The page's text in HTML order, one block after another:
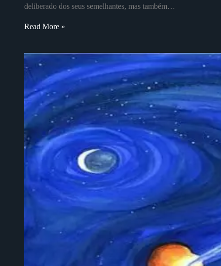
deliberado dos seus semelhantes, mas também…
Read More »